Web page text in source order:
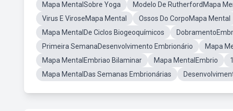
Mapa MentalSobre Yoga
Modelo De RutherfordMapa
Virus E ViroseMapa Mental
Ossos Do CorpoMapa Mental
Mapa MentalDe Ciclos Biogeoquímicos
Primeira SemanaDesenvolvimento Embrionário
Mapa
Mapa MentalEmbriao Bilaminar
Mapa MentalEmbrio
Mapa MentalDas Semanas Embrionárias